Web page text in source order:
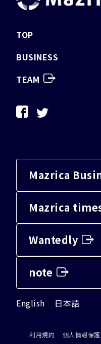
TOP
BUSINESS
TEAM
Mazrica
Mazrica
Wantedly
note
English 日本語
利用規約 個人情報保